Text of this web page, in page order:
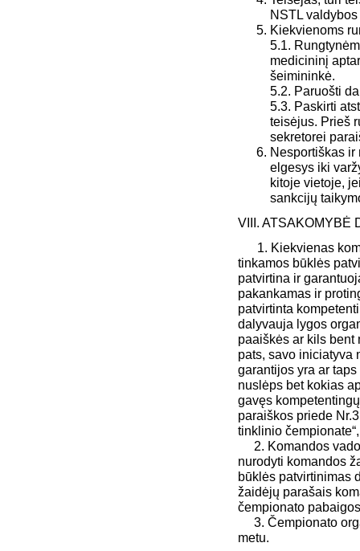
NSTL
Kiekvienoms
5.1.
medicininį
šeimininkė.
5.2. Paruošti
5.3. Paskirti
teisėjus. Prieš
sekretorei
Nesportiškas ir
elgesys iki
kitoje vietoje,
sankcijų
VIII. ATSAKOMYBĖ
1. Kiekvienas
tinkamos būklės
patvirtina ir
pakankamas ir
patvirtinta
dalyvauja lygos
paaiškės ar kils
pats, savo iniciatyva
garantijos yra ar
nuslėps bet kokias
gavęs
paraiškos priede
tinklinio
2. Komandos
nurodyti komandos
būklės patvirtinimas
žaidėjų parašais
čempionato
3. Čempionato
metu.